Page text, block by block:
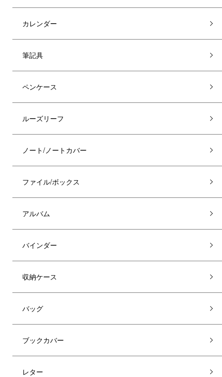
カレンダー
筆記具
ペンケース
ルーズリーフ
ノート/ノートカバー
ファイル/ボックス
アルバム
バインダー
収納ケース
バッグ
ブックカバー
レター